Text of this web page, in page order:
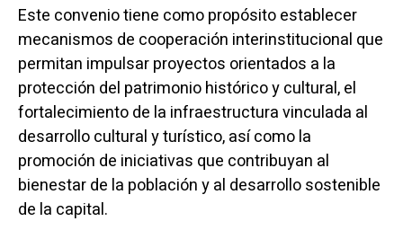
Este convenio tiene como propósito establecer
mecanismos de cooperación interinstitucional que
permitan impulsar proyectos orientados a la
protección del patrimonio histórico y cultural, el
fortalecimiento de la infraestructura vinculada al
desarrollo cultural y turístico, así como la
promoción de iniciativas que contribuyan al
bienestar de la población y al desarrollo sostenible
de la capital.